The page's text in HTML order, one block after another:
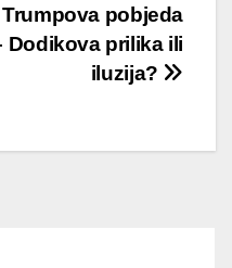
Trumpova pobjeda
Dodikova prilika ili
iluzija?